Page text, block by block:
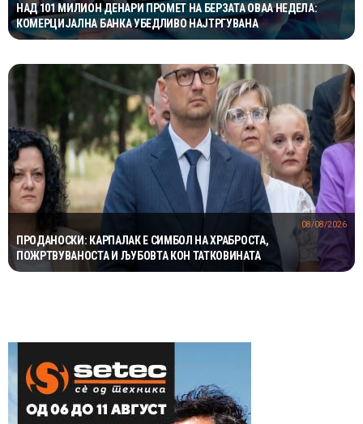
НАД 101 МИЛИОН ДЕНАРИ ПРОМЕТ НА БЕРЗАТА ОВАА НЕДЕЛА:
КОМЕРЦИЈАЛНА БАНКА УБЕДЛИВО НАЈТРГУВАНА
ПРОДАНОСКИ: КАРПАЛАК Е СИМБОЛ НА ХРАБРОСТА,
ПОЖРТВУВАНОСТА И ЉУБОВТА КОН ТАТКОВИНАТА
08/08/2026